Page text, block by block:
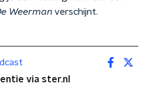
Weerman verschijnt.
via ster.nl